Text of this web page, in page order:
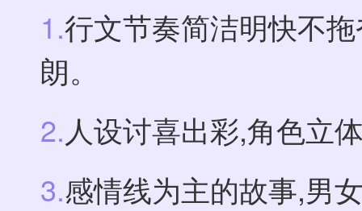
1.行文节奏简洁明快不
朗。
2.人设讨喜出彩,角色立
3.感情线为主的故事,男